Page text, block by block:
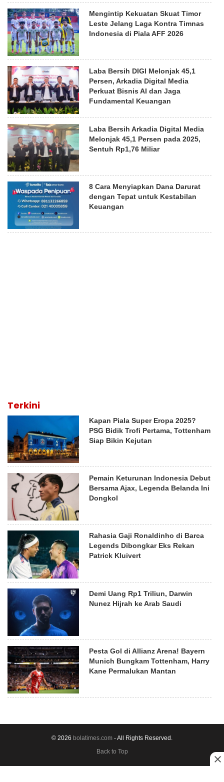
Mengintip Kekuatan Skuat Timor
Leste Jelang Laga Kontra Timnas
Indonesia di Piala AFF 2026
Laba Bersih DIGI Melonjak 45,1
Persen, Arkadia Digital Media
Perkuat Bisnis AI dan Jaga
Fundamental Keuangan
Laba Bersih Arkadia Digital Media
Melonjak 45,1 Persen pada 2025,
Sentuh Rp1,76 Miliar
8 Cara Menyiapkan Dana Darurat
dengan Tepat untuk Kestabilan
Keuangan
Terkini
Kapan Piala Super Eropa 2025?
PSG Bidik Trofi Pertama, Tottenham
Siap Bikin Kejutan
Pemain Keturunan Indonesia Debut
Bersama Ajax, Legenda Belanda Ini
Dongkol
Rahasia Gaji Ronaldinho di Barca
Legends Dibongkar Eks Rekan
Patrick Kluivert
Demi Uang Rp1 Triliun, Darwin
Nunez Hijrah ke Arab Saudi
Pesta Gol di Allianz Arena! Bayern
Munich Bungkam Tottenham, Harry
Kane Permalukan Mantan
© 2026 bolatimes.com - All Rights Reserved.
Back to Top